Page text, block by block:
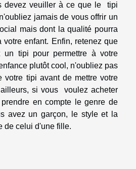
devez veuiller à ce que le tipi
jamais de vous offrir un
mais dont la qualité pourra
votre enfant. Enfin, retenez que
un tipi pour permettre à votre
plutôt cool, n'oubliez pas
votre tipi avant de mettre votre
si vous voulez acheter
en compte le genre de
avez un garçon, le style et la
de celui d'une fille.